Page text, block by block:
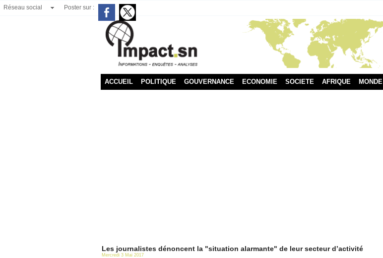
Réseau social Poster sur :
ACCUEIL POLITIQUE GOUVERNANCE ECONOMIE SOCIETE AFRIQUE MONDE
Les journalistes dénoncent la "situation alarmante" de leur secteur d’activité
Mercredi 3 Mai 2017